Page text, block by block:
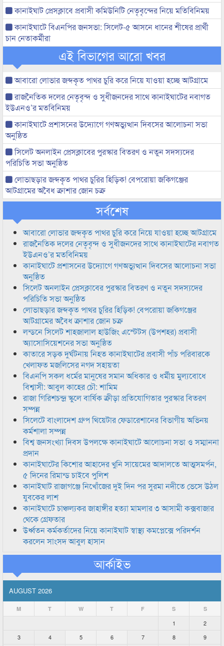
কানাইঘাট প্রেসক্লাবে প্রবাসী কমিউনিটি নেতৃবৃন্দের নিয়ে মতিবিনিময়
কানাইঘাটে বিএনপির জনসভা: সিলেট-৫ আসনে ধানের শীষের প্রার্থী
চান নেতাকর্মীরা
এই বিভাগের আরো খবর
আবারো লোভার জব্দকৃত পাথর চুরি করে নিয়ে যাওয়া হচ্ছে আটগ্রামে
রাজনৈতিক দলের নেতৃবৃন্দ ও সুধীজনদের সাথে কানাইঘাটের নবাগত
ইউএনও’র মতবিনিময়
কানাইঘাটে প্রশাসনের উদ্যোগে গণঅভ্যুত্থান দিবসের আলোচনা সভা
অনুষ্ঠিত
সিলেট অনলাইন প্রেসক্লাবের পুরস্কার বিতরণ ও নতুন সদস্যদের
পরিচিতি সভা অনুষ্ঠিত
লোভাছড়ার জব্দকৃত পাথর চুরির হিড়িক! বেপরোয়া জকিগঞ্জের
আটগ্রামের অবৈধ ক্রাশার জোন চক্র
সর্বশেষ
আবারো লোভার জব্দকৃত পাথর চুরি করে নিয়ে যাওয়া হচ্ছে আটগ্রামে
রাজনৈতিক দলের নেতৃবৃন্দ ও সুধীজনদের সাথে কানাইঘাটের নবাগত
ইউএনও’র মতবিনিময়
কানাইঘাটে প্রশাসনের উদ্যোগে গণঅভ্যুত্থান দিবসের আলোচনা সভা
অনুষ্ঠিত
সিলেট অনলাইন প্রেসক্লাবের পুরস্কার বিতরণ ও নতুন সদস্যদের
পরিচিতি সভা অনুষ্ঠিত
লোভাছড়ার জব্দকৃত পাথর চুরির হিড়িক! বেপরোয়া জকিগঞ্জের
আটগ্রামের অবৈধ ক্রাশার জোন চক্র
লন্ডনে সিলেট শাহজালাল হাউজিং এস্টেটস (উপশহর) প্রবাসী
অ্যাসোসিয়েশনের সভা অনুষ্ঠিত
কাতারে সড়ক দুর্ঘটনায় নিহত কানাইঘাটের প্রবাসী পাঁচ পরিবারকে
খেলাফত মজলিসের নগদ সহায়তা
বিএনপি সকল ধর্মের মানুষের সমান অধিকার ও ধর্মীয় মুল্যবোধে
বিশ্বাসী: আবুল কাহের চৌ: শামিম
রাজা গিরিশচন্দ্র স্কুলে বার্ষিক ক্রীড়া প্রতিযোগিতার পুরস্কার বিতরণ
সম্পন্ন
সিলেটে বাংলাদেশ গ্রুপ থিয়েটার ফেডারেশানের বিভাগীয় অভিনয়
কর্মশালা সম্পন্ন
বিশ্ব জনসংখ্যা দিবস উপলক্ষে কানাইঘাটে আলোচনা সভা ও সম্মাননা
প্রদান
কানাইঘাটের কিশোর আহাদের খুনি সায়েমের আদালতে আত্মসমর্পন,
৫ দিনের রিমান্ড চাইবে পুলিশ
কানাইঘাট রাজাগঞ্জে নিখোঁজের দুই দিন পর সুরমা নদীতে ভেসে উঠল
যুবকের লাশ
কানাইঘাটে চাঞ্চল্যকর জাহাঙ্গীর হত্যা মামলার ৩ আসামী কক্সবাজার
থেকে গ্রেফতার
উর্ধ্বতন কর্মকর্তাদের নিয়ে কানাইঘাট স্বাস্থ্য কমপ্লেক্সে পরিদর্শন
করলেন সাংসদ আবুল হাসান
আর্কাইভ
AUGUST 2026
M T W T F S S
1
2
3
4 5 6 7 8 9